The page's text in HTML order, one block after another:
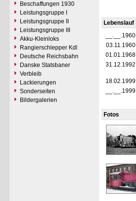
Beschaffungen 1930
Leistungsgruppe I
Leistungsgruppe II
Leistungsgruppe III
Akku-Kleinloks
Rangierschlepper Kdl
Deutsche Reichsbahn
Danske Statsbaner
Verbleib
Lackierungen
Sonderseiten
Bildergalerien
Lebenslauf
__.__.1960
03.11.1960
01.01.1968
31.12.1992
18.02.1999
__.__.1999
Fotos